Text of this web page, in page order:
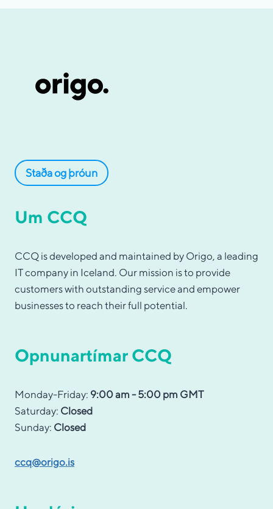
Staða og þróun
Um CCQ
CCQ is developed and maintained by Origo, a leading
IT company in Iceland. Our mission is to provide
customers with outstanding service and empower
businesses to reach their full potential.
Opnunartímar CCQ
Monday-Friday: 9:00 am - 5:00 pm GMT
Saturday: Closed
Sunday: Closed
ccq@origo.is